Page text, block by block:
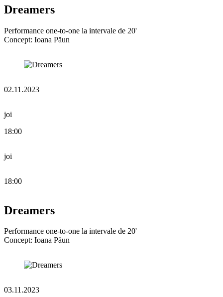
Dreamers
Performance one-to-one la intervale de 20'
Concept: Ioana Păun
02.11.2023
joi
18:00
joi
18:00
Dreamers
Performance one-to-one la intervale de 20'
Concept: Ioana Păun
03.11.2023